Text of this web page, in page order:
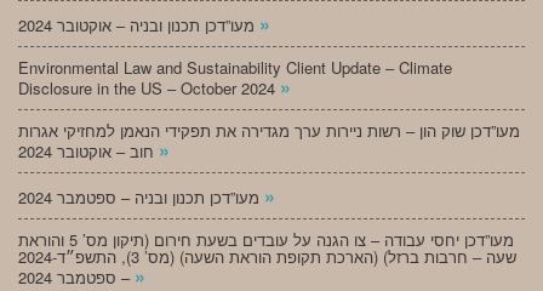
»
Environmental Law and Sustainability Client Update – Climate
Disclosure in the US – October 2024 »
מעו”דכן שוק הון – רשות ניירות ערך מגדירה את תפקידי הנאמן למחזיקי אגרות
»
»
מעו”דכן יחסי עבודה – צו הגנה על עובדים בשעת חירום (תיקון מס’ 5 והוראת
שעה – חרבות ברזל) (הארכת תקופת הוראת השעה) (מס’ 3), התשפ״ד-2024
– ספטמבר 2024 »